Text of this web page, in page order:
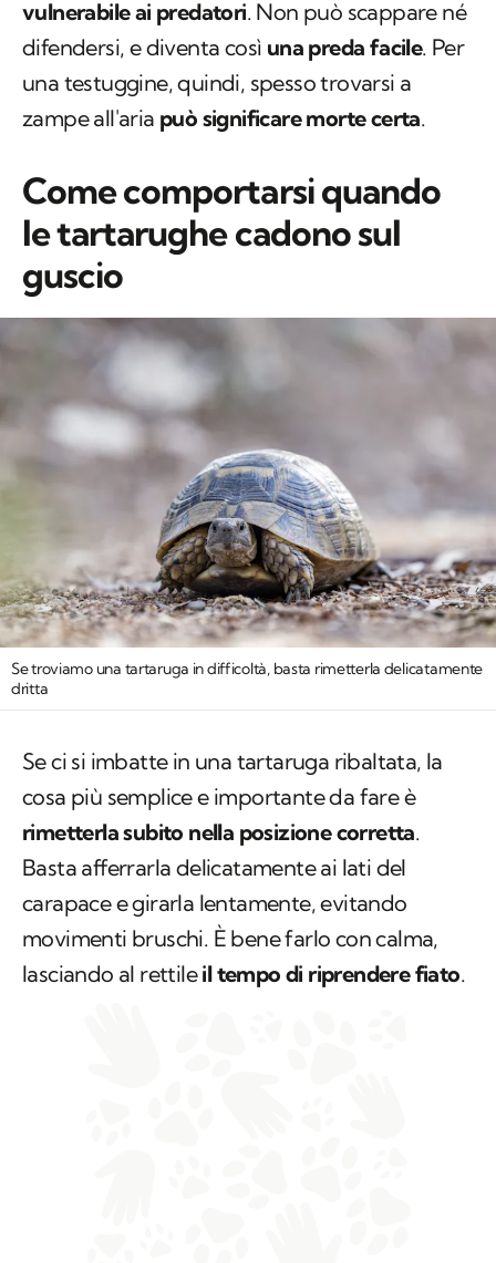
vulnerabile ai predatori. Non può scappare né
difendersi, e diventa così una preda facile. Per
una testuggine, quindi, spesso trovarsi a
zampe all'aria può significare morte certa.
Come comportarsi quando
le tartarughe cadono sul
guscio
Se troviamo una tartaruga in difficoltà, basta rimetterla delicatamente
dritta
Se ci si imbatte in una tartaruga ribaltata, la
cosa più semplice e importante da fare è
rimetterla subito nella posizione corretta.
Basta afferrarla delicatamente ai lati del
carapace e girarla lentamente, evitando
movimenti bruschi. È bene farlo con calma,
lasciando al rettileil tempo di riprendere fiato.